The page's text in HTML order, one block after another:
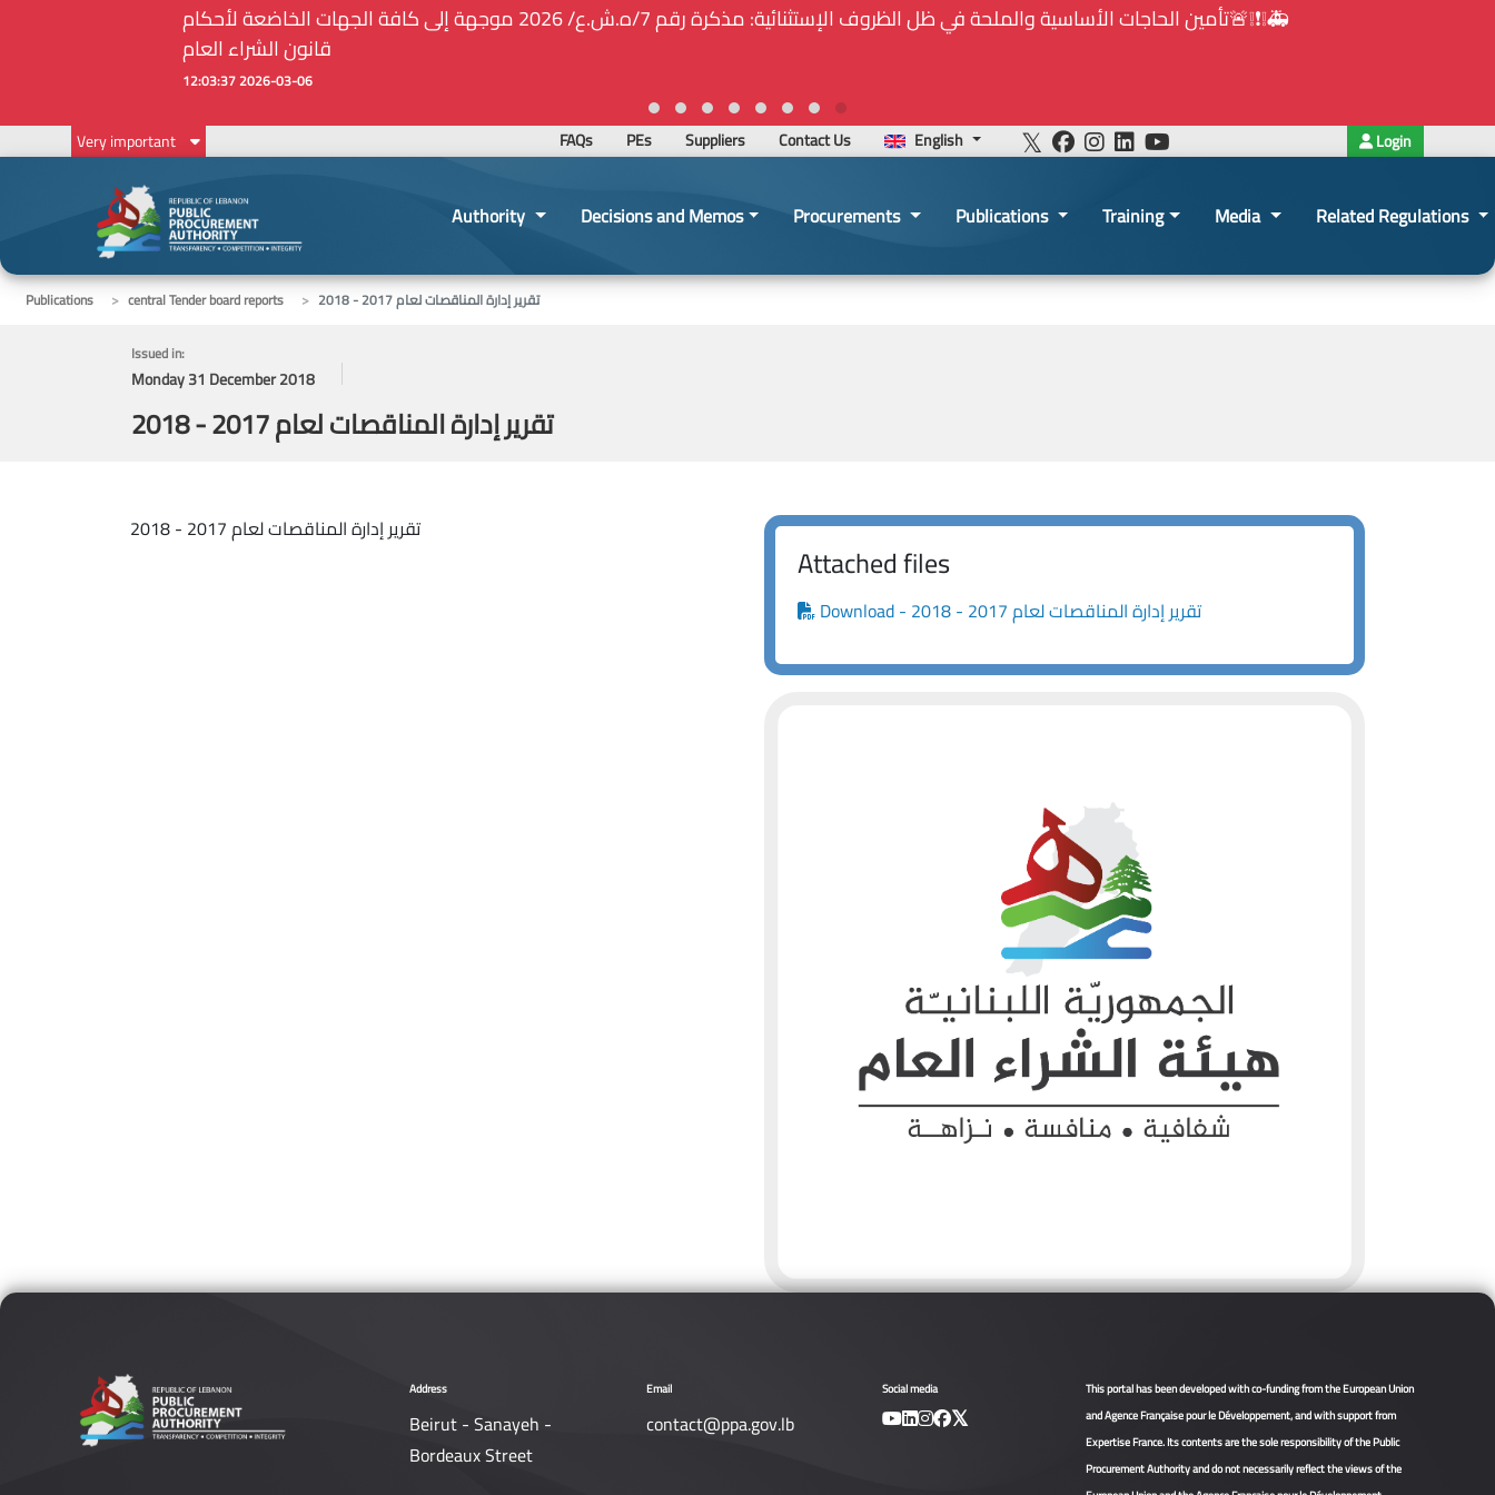
🚑❕❗❕🚨تأمين الحاجات الأساسية والملحة في ظل الظروف الإستثنائية: مذكرة رقم 7/ه.ش.ع/ 2026 موجهة إلى كافة الجهات الخاضعة لأحكام
قانون الشراء العام
2026-03-06 12:03:37
Very important FAQs PEs Suppliers Contact Us English Login
Authority Decisions and Memos Procurements Publications Training Media Related Regulations
Publications central Tender board reports تقرير إدارة المناقصات لعام 2017 - 2018
Issued in:
Monday 31 December 2018
تقرير إدارة المناقصات لعام 2017 - 2018
تقرير إدارة المناقصات لعام 2017 - 2018
Attached files
Download - تقرير إدارة المناقصات لعام 2017 - 2018
Address
Beirut - Sanayeh -
Bordeaux Street
Email
contact@ppa.gov.lb
Social media
This portal has been developed with co-funding from the European Union
and Agence Française pour le Développement, and with support from
Expertise France. Its contents are the sole responsibility of the Public
Procurement Authority and do not necessarily reflect the views of the